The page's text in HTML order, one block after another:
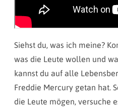
Siehst du, was ich meine?
was die Leute wollen und
kannst du auf alle
Freddie Mercury getan hat.
die Leute mögen, versuche